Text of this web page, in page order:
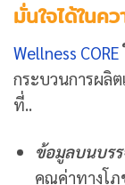
มั่นใจได้ในค
Wellness CORE
กระบวนการผลิ
ที่..
ข้อมูลบนบร
คุณค่าทางโภ